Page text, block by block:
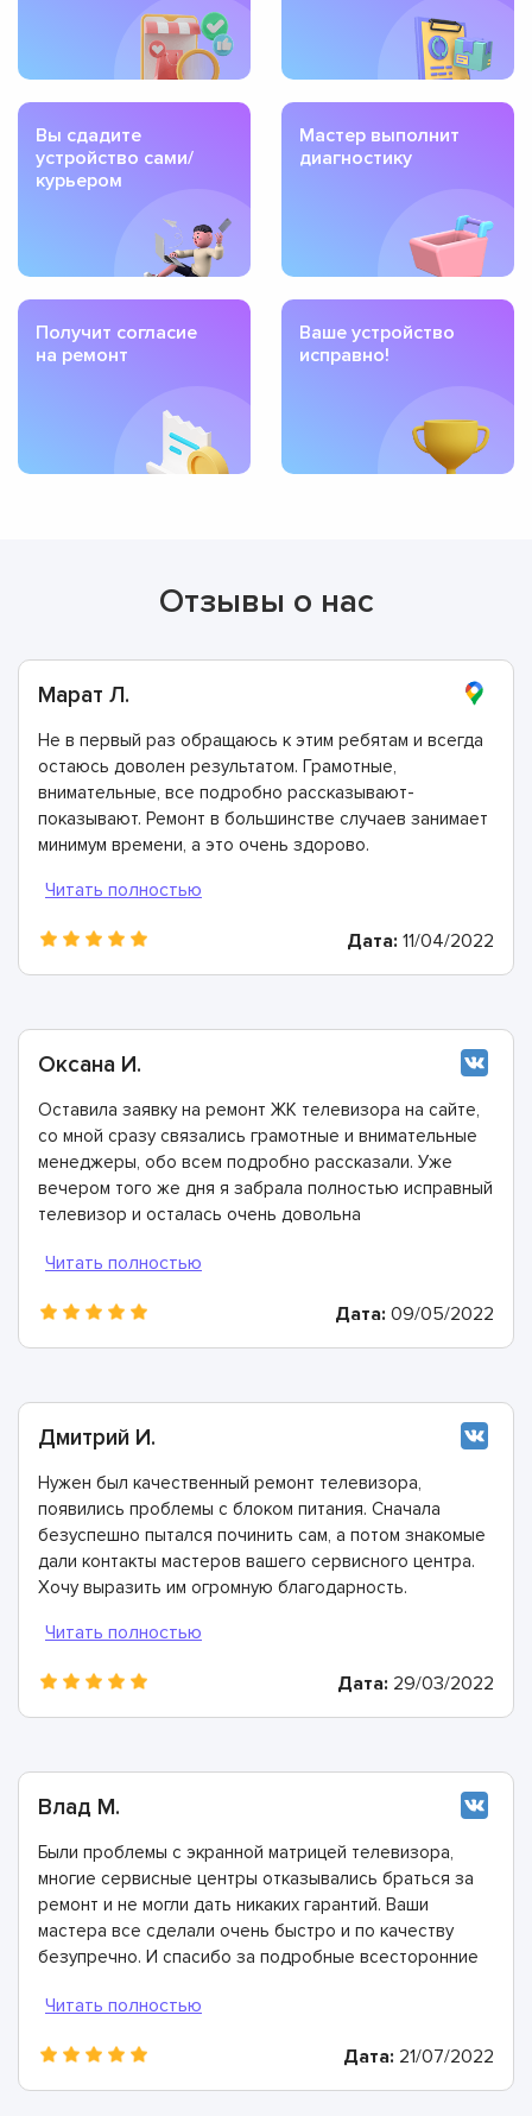
Вы сдадите
устройство сами/
курьером
Мастер выполнит
диагностику
Получит согласие
на ремонт
Ваше устройство
исправно!
Отзывы о нас
Марат Л.
Не в первый раз обращаюсь к этим ребятам и всегда
остаюсь доволен результатом. Грамотные,
внимательные, все подробно рассказывают-
показывают. Ремонт в большинстве случаев занимает
минимум времени, а это очень здорово.
Дата: 11/04/2022
Оксана И.
Оставила заявку на ремонт ЖК телевизора на сайте,
со мной сразу связались грамотные и внимательные
менеджеры, обо всем подробно рассказали. Уже
вечером того же дня я забрала полностью исправный
телевизор и осталась очень довольна
Дата: 09/05/2022
Дмитрий И.
Нужен был качественный ремонт телевизора,
появились проблемы с блоком питания. Сначала
безуспешно пытался починить сам, а потом знакомые
дали контакты мастеров вашего сервисного центра.
Хочу выразить им огромную благодарность.
Дата: 29/03/2022
Влад М.
Были проблемы с экранной матрицей телевизора,
многие сервисные центры отказывались браться за
ремонт и не могли дать никаких гарантий. Ваши
мастера все сделали очень быстро и по качеству
безупречно. И спасибо за подробные всесторонние
Дата: 21/07/2022